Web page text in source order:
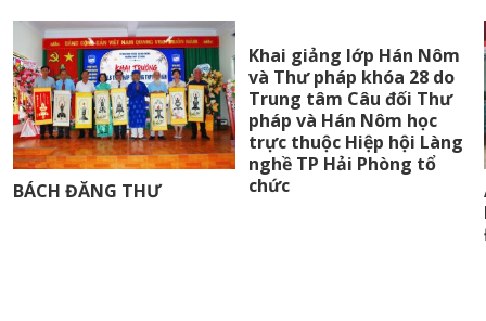
BÁCH ĐĂNG THƯ
Khai giảng lớp Hán Nôm
và Thư pháp khóa 28 do
Trung tâm Câu đối Thư
pháp và Hán Nôm học
trực thuộc Hiệp hội Làng
nghề TP Hải Phòng tổ
chức